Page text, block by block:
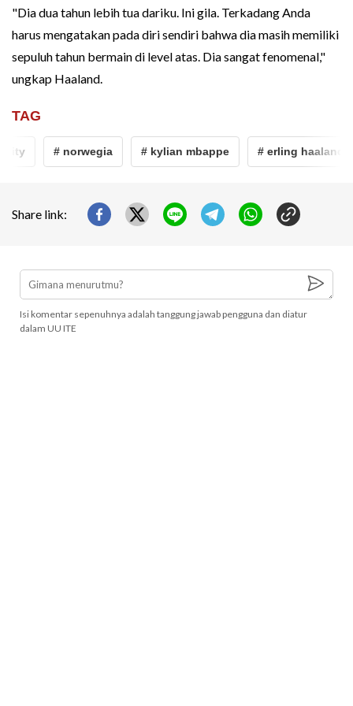
"Dia dua tahun lebih tua dariku. Ini gila. Terkadang Anda
harus mengatakan pada diri sendiri bahwa dia masih memiliki
sepuluh tahun bermain di level atas. Dia sangat fenomenal,"
ungkap Haaland.
TAG
# norwegia # kylian mbappe # erling haaland
Share link:
Isi komentar sepenuhnya adalah tanggung jawab pengguna dan diatur
dalam UU ITE